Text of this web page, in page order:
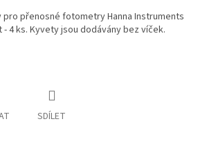
přenosné fotometry Hanna Instruments
- 4 ks. Kyvety jsou dodávány bez víček.
SDÍLET